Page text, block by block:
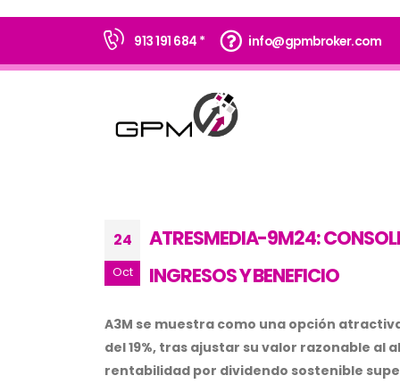
913 191 684 * info@gpmbroker.com
24
Oct
ATRESMEDIA-9M24:
INGRESOS Y BENEFICIO
A3M se muestra como una opción
del 19%, tras ajustar su valor razonable al
rentabilidad por dividendo sostenible